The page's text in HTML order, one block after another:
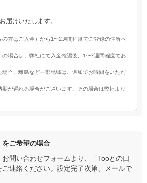
届けいたします。
の方はご入金）から1〜2週間程度でご登録の住所へ
場合は、弊社にて入金確認後、1〜2週間程度でお
合、離島など一部地域は、追加でお時間をいただ
が遅れる場合がございます。その場合は弊社より
をご希望の場合
問い合わせフォームより、「Tooとの口
ご連絡ください。設定完了次第、メールで